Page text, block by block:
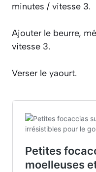
minutes / vitesse 3.
Ajouter le beurre,
vitesse 3.
Verser le yaourt.